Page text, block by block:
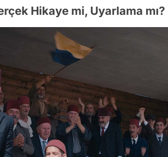
Hikaye mi, Uyarlama mı?